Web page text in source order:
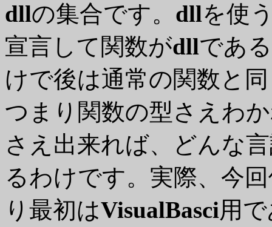
dllの集合です。 dllを使
宣言して関数がdllであ
けで後は通常の関数と
つまり関数の型さえわ
さえ出来れば、どんな
るわけです。実際、今
り最初はVisualBasci用